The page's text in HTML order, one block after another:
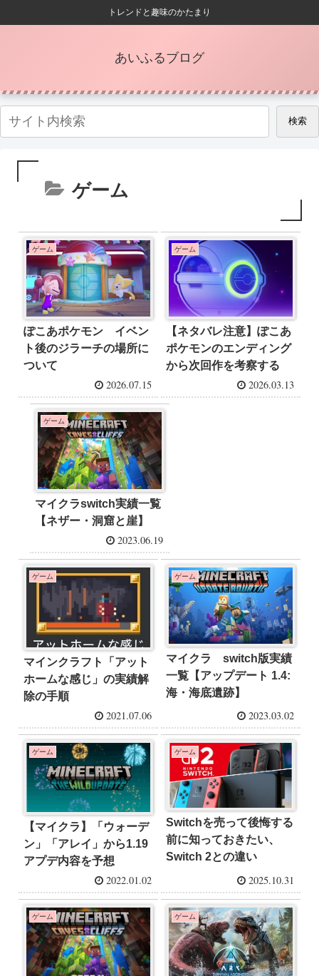
トレンドと趣味のかたまり
あいふるブログ
検索
ゲーム
ゲーム
ぽこあポケモン イベン
ト後のジラーチの場所に
ついて
2026.07.15
ゲーム
【ネタバレ注意】ぽこあ
ポケモンのエンディング
から次回作を考察する
2026.03.13
ゲーム
マイクラswitch実績一覧
【ネザー・洞窟と崖】
2023.06.19
ゲーム
マインクラフト「アット
ホームな感じ」の実績解
除の手順
2021.07.06
ゲーム
マイクラ switch版実績
一覧【アップデート 1.4:
海・海底遺跡】
2023.03.02
ゲーム
【マイクラ】「ウォーデ
ン」「アレイ」から1.19
アプデ内容を予想
2022.01.02
ゲーム
Switchを売って後悔する
前に知っておきたい、
Switch 2との違い
2025.10.31
ゲーム ゲーム